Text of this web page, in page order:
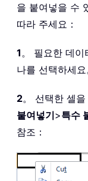
을 붙여넣을 수
따라 주세요：
1。 필요한 데
나를 선택하세요
2。 선택한 셀
붙여넣기>특수
참조：